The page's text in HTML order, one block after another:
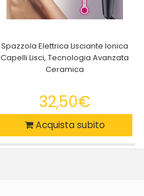
Spazzola Elettrica Lisciante Ionica
Capelli Lisci, Tecnologia Avanzata
Ceramica
32,50€
Acquista subito